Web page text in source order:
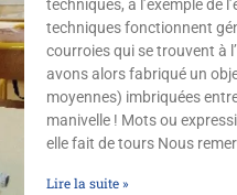
techniques, à l’exemple de
techniques fonctionnent
courroies qui se trouvent à
avons alors fabriqué un
moyennes) imbriquées
manivelle ! Mots ou
elle fait de tours Nous
Lire la suite »